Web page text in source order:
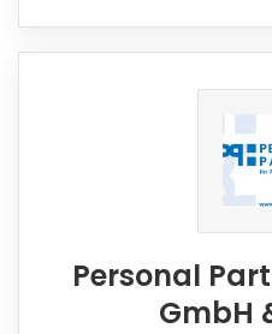
Personal
GmbH